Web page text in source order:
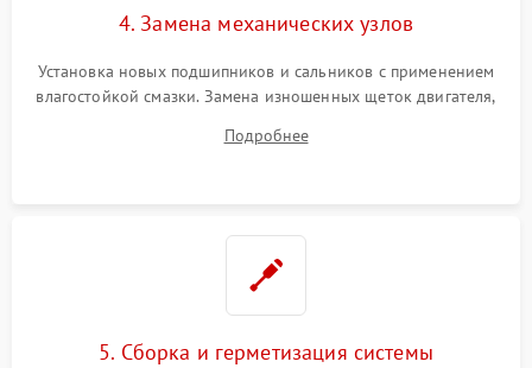
4. Замена механических узлов
Установка новых подшипников и сальников с применением
влагостойкой смазки. Замена изношенных щеток двигателя,
или поврежденной резиновой манжеты.
Подробнее
5. Сборка и герметизация системы